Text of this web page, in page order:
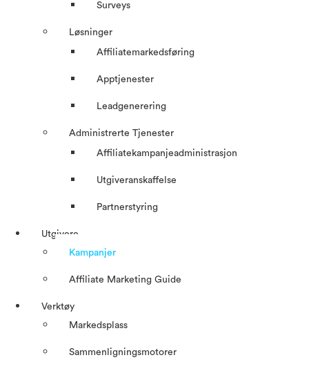
Surveys
Løsninger
Affiliatemarkedsføring
Apptjenester
Leadgenerering
Administrerte Tjenester
Affiliatekampanjeadministrasjon
Utgiveranskaffelse
Partnerstyring
Utgivere
Kampanjer
Affiliate Marketing Guide
Verktøy
Markedsplass
Sammenligningsmotorer